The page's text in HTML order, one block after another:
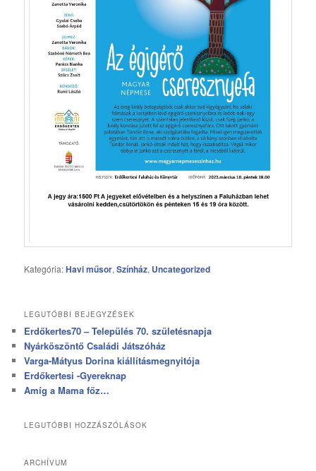
Kategória:Havi műsor,Színház, Uncategorized
LEGUTÓBBI BEJEGYZÉSEK
Erdőkertes70 – Település 70. születésnapja
Nyárköszöntő Családi Játszóház
Varga-Mátyus Dorina kiállításmegnyitója
Erdőkertesi -Gyereknap
Amíg a Mama főz…
LEGUTÓBBI HOZZÁSZÓLÁSOK
ARCHÍVUM